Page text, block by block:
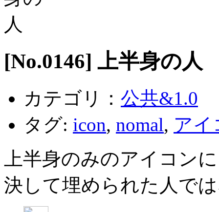
[No.0146] 上半身の人
カテゴリ： 公共&1.0
タグ: icon, nomal, アイ
上半身のみのアイコン
決して埋められた人で